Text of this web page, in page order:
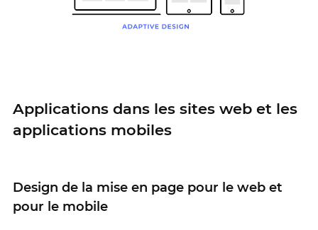
Applications dans les sites web et les
applications mobiles
Design de la mise en page pour le web et
pour le mobile